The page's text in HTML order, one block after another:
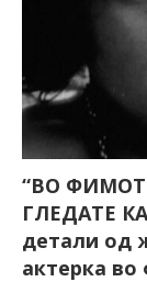
“ВО ФИМОТ
ГЛЕДАТЕ
детали од
актерка